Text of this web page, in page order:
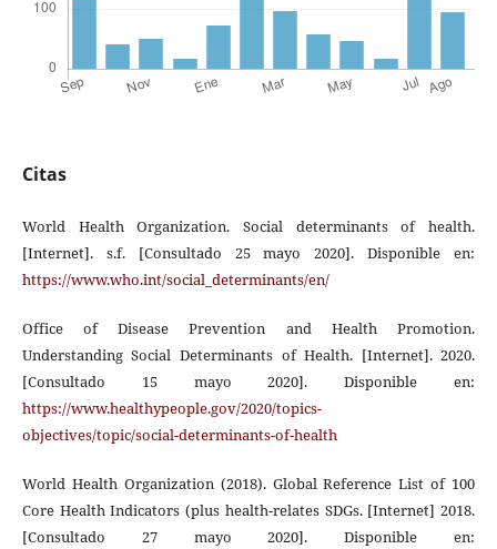
Citas
World Health Organization. Social determinants of health.
[Internet]. s.f. [Consultado 25 mayo 2020]. Disponible en:
https://www.who.int/social_determinants/en/
Office of Disease Prevention and Health Promotion.
Understanding Social Determinants of Health. [Internet]. 2020.
[Consultado 15 mayo 2020]. Disponible en:
https://www.healthypeople.gov/2020/topics-
objectives/topic/social-determinants-of-health
World Health Organization (2018). Global Reference List of 100
Core Health Indicators (plus health-relates SDGs. [Internet] 2018.
[Consultado 27 mayo 2020]. Disponible en: